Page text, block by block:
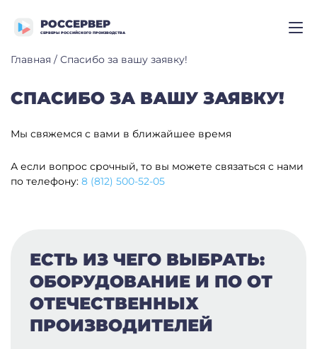
РОССЕРВЕР
СЕРВЕРЫ РОССИЙСКОГО ПРОИЗВОДСТВА
Главная / Спасибо за вашу заявку!
СПАСИБО ЗА ВАШУ ЗАЯВКУ!
Мы свяжемся с вами в ближайшее время
А если вопрос срочный, то вы можете связаться с нами
по телефону: 8 (812) 500-52-05
ЕСТЬ ИЗ ЧЕГО ВЫБРАТЬ:
ОБОРУДОВАНИЕ И ПО ОТ
ОТЕЧЕСТВЕННЫХ
ПРОИЗВОДИТЕЛЕЙ